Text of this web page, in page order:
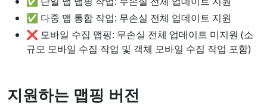
✅ 다중 맵 통합 작업: 무손실 전체 업데이트 지원
❌ 모바일 수집 맵핑: 무손실 전체 업데이트 미지원 (소
규모 모바일 수집 작업 및 객체 모바일 수집 작업 포함)
지원하는 맵핑 버전